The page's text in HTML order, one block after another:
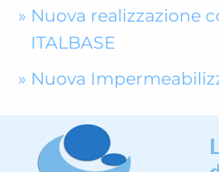
Nuova realizzazione
ITALBASE
Nuova